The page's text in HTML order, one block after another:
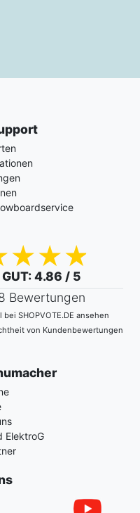
: 4.86 / 5
Bewertungen
SHOPVOTE.DE ansehen
von Kundenbewertungen
ElektroG